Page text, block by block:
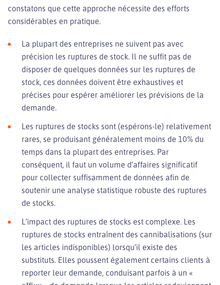
constatons que cette approche nécessite des efforts
considérables en pratique.
La plupart des entreprises ne suivent pas avec
précision les ruptures de stock. Il ne suffit pas de
disposer de quelques données sur les ruptures de
stock, ces données doivent être exhaustives et
précises pour espérer améliorer les prévisions de la
demande.
Les ruptures de stocks sont (espérons-le) relativement
rares, se produisant généralement moins de 10% du
temps dans la plupart des entreprises. Par
conséquent, il faut un volume d’affaires significatif
pour collecter suffisamment de données afin de
soutenir une analyse statistique robuste des ruptures
de stocks.
L’impact des ruptures de stocks est complexe. Les
ruptures de stocks entraînent des cannibalisations (sur
les articles indisponibles) lorsqu’il existe des
substituts. Elles poussent également certains clients à
reporter leur demande, conduisant parfois à un «